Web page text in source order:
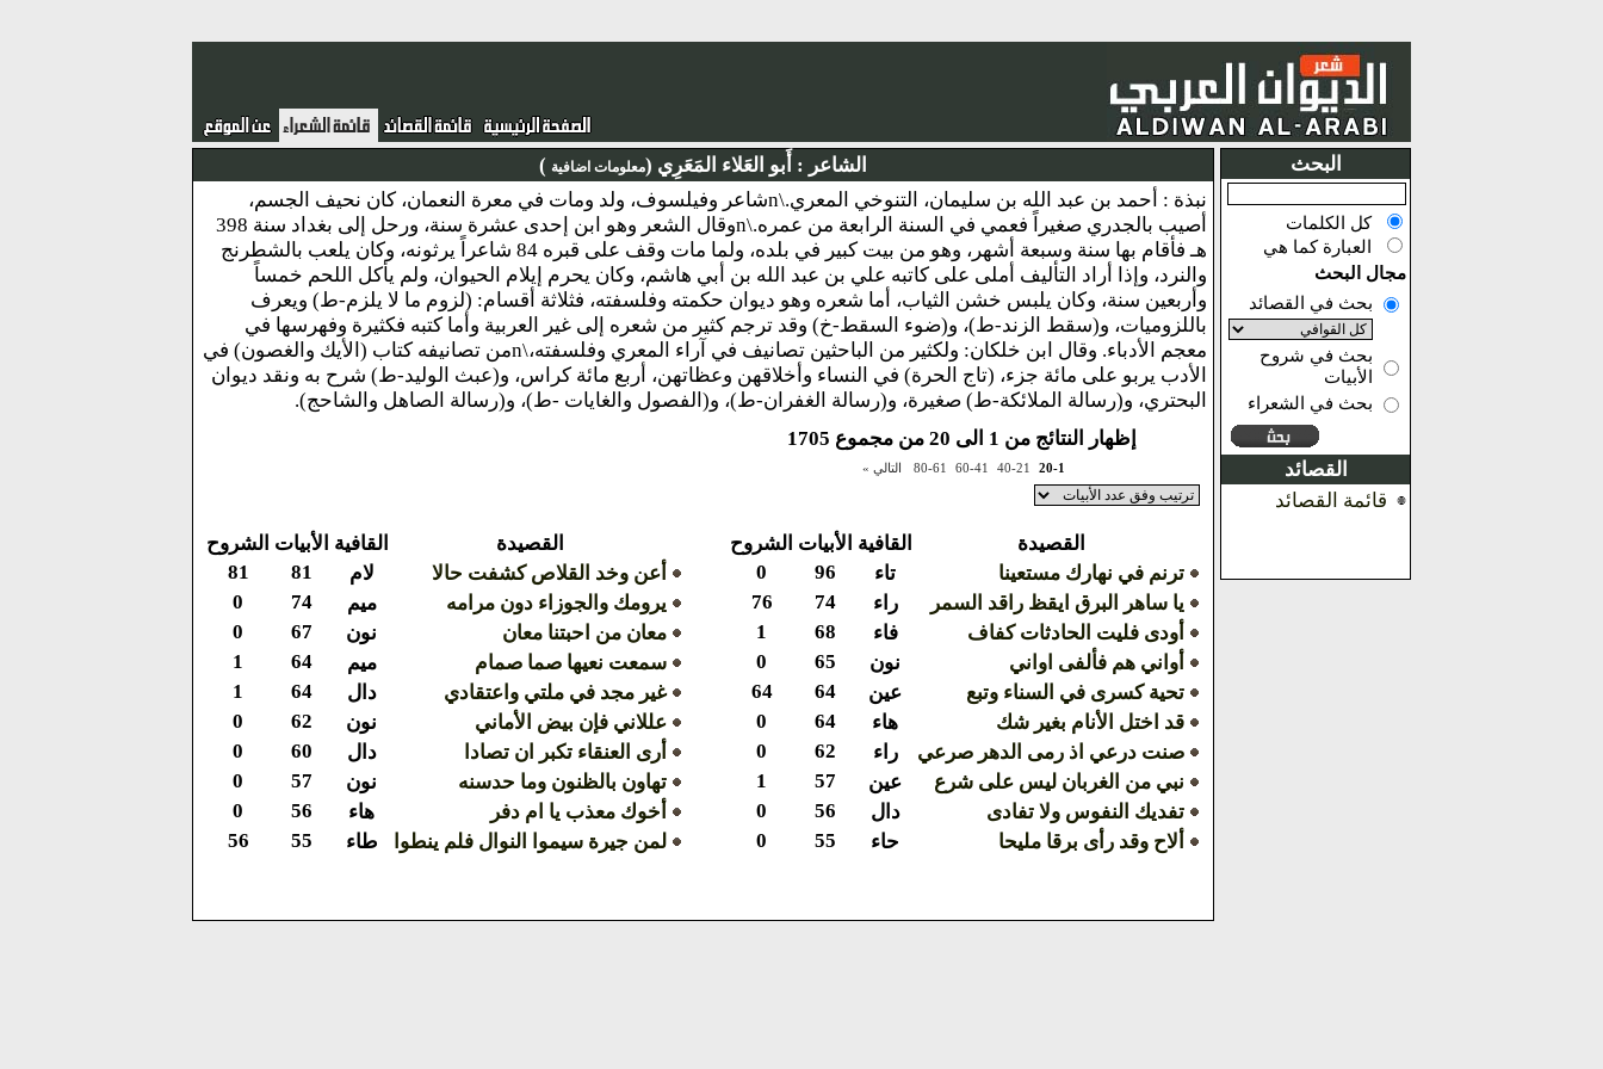
البحث
كل الكلمات
العبارة كما هي
مجال البحث
بحث في القصائد
بحث في شروح
الأبيات
بحث في الشعراء
القصائد
قائمة القصائد
الشاعر : أَبو العَلاء المَعَرِي (معلومات اضافية )
نبذة : أحمد بن عبد الله بن سليمان، التنوخي المعري.\nشاعر وفيلسوف، ولد ومات في معرة النعمان، كان نحيف الجسم،
أصيب بالجدري صغيراً فعمي في السنة الرابعة من عمره.\nوقال الشعر وهو ابن إحدى عشرة سنة، ورحل إلى بغداد سنة 398
هـ فأقام بها سنة وسبعة أشهر، وهو من بيت كبير في بلده، ولما مات وقف على قبره 84 شاعراً يرثونه، وكان يلعب بالشطرنج
والنرد، وإذا أراد التأليف أملى على كاتبه علي بن عبد الله بن أبي هاشم، وكان يحرم إيلام الحيوان، ولم يأكل اللحم خمساً
وأربعين سنة، وكان يلبس خشن الثياب، أما شعره وهو ديوان حكمته وفلسفته، فثلاثة أقسام: (لزوم ما لا يلزم-ط) ويعرف
باللزوميات، و(سقط الزند-ط)، و(ضوء السقط-خ) وقد ترجم كثير من شعره إلى غير العربية وأما كتبه فكثيرة وفهرسها في
معجم الأدباء. وقال ابن خلكان: ولكثير من الباحثين تصانيف في آراء المعري وفلسفته،\nمن تصانيفه كتاب (الأيك والغصون) في
الأدب يربو على مائة جزء، (تاج الحرة) في النساء وأخلاقهن وعظاتهن، أربع مائة كراس، و(عبث الوليد-ط) شرح به ونقد ديوان
البحتري، و(رسالة الملائكة-ط) صغيرة، و(رسالة الغفران-ط)، و(الفصول والغايات -ط)، و(رسالة الصاهل والشاحج).
إظهار النتائج من 1 الى 20 من مجموع 1705
20-1
40-21
60-41
80-61 التالي »
القصيدة القافية الأبيات الشروح القصيدة القافية الأبيات الشروح
ترنم في نهارك مستعينا
تاء 96
0 أعن وخد القلاص كشفت حالا لام 81
81
يا ساهر البرق ايقظ راقد السمر
راء 74
76 يرومك والجوزاء دون مرامه ميم 74
0
أودى فليت الحادثات كفاف
فاء 68
1 معان من احبتنا معان نون 67
0
أواني هم فألفى اواني
نون 65
0 سمعت نعيها صما صمام ميم 64
1
تحية كسرى في السناء وتبع
عين 64
64 غير مجد في ملتي واعتقادي دال 64
1
قد اختل الأنام بغير شك
هاء 64
0 عللاني فإن بيض الأماني نون 62
0
صنت درعي اذ رمى الدهر صرعي
راء 62
0 أرى العنقاء تكبر ان تصادا دال 60
0
نبي من الغربان ليس على شرع
عين 57
1 تهاون بالظنون وما حدسنه نون 57
0
تفديك النفوس ولا تفادى
دال 56
0 أخوك معذب يا ام دفر هاء 56
0
ألاح وقد رأى برقا مليحا
حاء 55
0 لمن جيرة سيموا النوال فلم ينطوا طاء 55
56